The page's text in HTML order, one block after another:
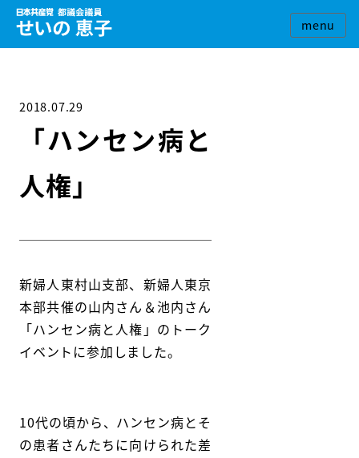
2018.07.29
「ハンセン病と
人権」
新婦人東村山支部、新婦人東京
本部共催の山内さん＆池内さん
「ハンセン病と人権」のトーク
イベントに参加しました。
10代の頃から、ハンセン病とそ
の患者さんたちに向けられた差